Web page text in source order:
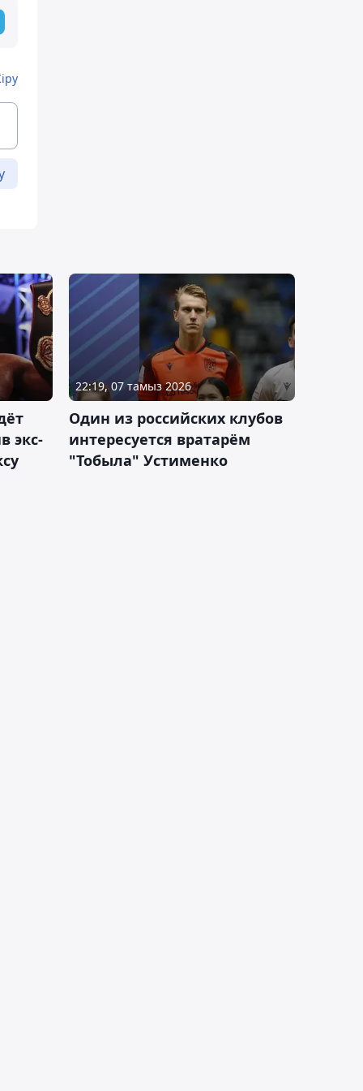
экс-
22:19, 07 тамыз 2026
Один из российских клубов
интересуется вратарём
"Тобыла" Устименко